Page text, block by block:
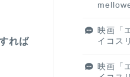
れば
映画「
イコス
映画「